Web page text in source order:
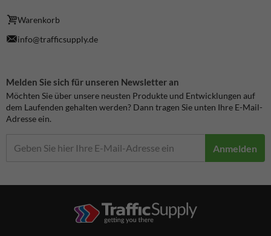
Warenkorb
info@trafficsupply.de
Melden Sie sich für unseren Newsletter an
Möchten Sie über unsere neusten Produkte und Entwicklungen auf
dem Laufenden gehalten werden? Dann tragen Sie unten Ihre E-Mail-
Adresse ein.
Anmelden